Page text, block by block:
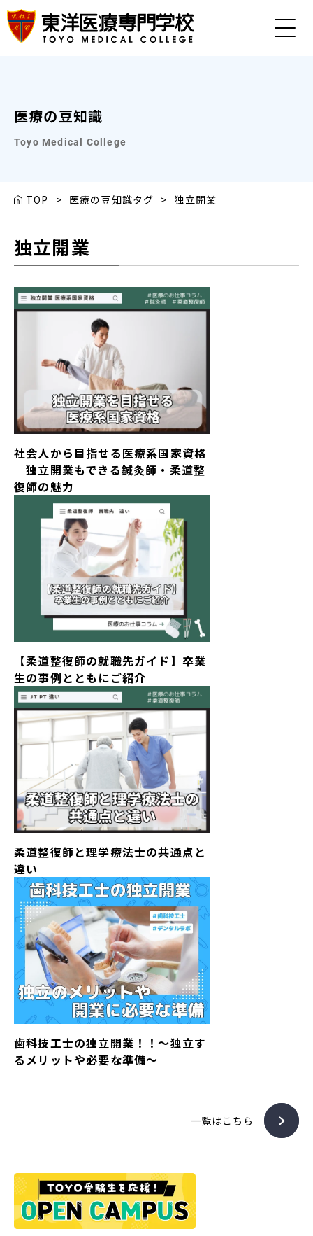
医療の豆知識
Toyo Medical College
TOP > 医療の豆知識タグ > 独立開業
独立開業
社会人から目指せる医療系国家資格
｜独立開業もできる鍼灸師・柔道整
復師の魅力
【柔道整復師の就職先ガイド】卒業
生の事例とともにご紹介
柔道整復師と理学療法士の共通点と
違い
歯科技工士の独立開業！！～独立す
るメリットや必要な準備～
一覧はこちら